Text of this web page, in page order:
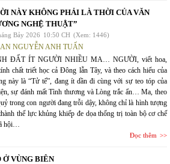
NÀY KHÔNG PHẢI LÀ THỜI CỦA VĂN
NGHỆ THUẬT”
Bảy 2026 10:50 CH (Xem: 1446)
NGUYỄN ANH TUẤN
ĐẤT ÍT NGƯỜI NHIỀU MA… NGƯỜI, viết hoa,
chất triết học cả Đông lẫn Tây, và theo cách hiểu của
này là “Tử tế”, đang ít dần đi cùng với sự teo tóp của
sự đánh mất Tình thương và Lòng trắc ẩn… Ma, theo
trong con người đang trỗi dậy, không chỉ là hình tượng
thế lực khủng khiếp đe dọa thống trị toàn bộ cơ chế
hội…
Đọc thêm
Ở VÙNG BIÊN